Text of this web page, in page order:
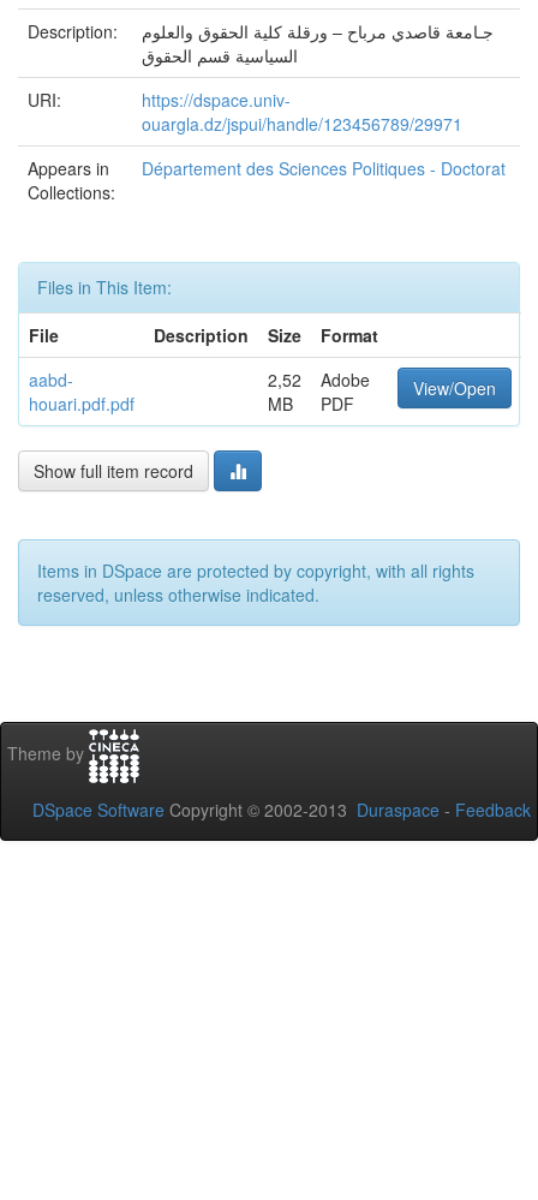
Description:
جـامعة قاصدي مرباح – ورقلة كلية الحقوق والعلوم
السياسية قسم الحقوق
URI:
https://dspace.univ-
ouargla.dz/jspui/handle/123456789/29971
Appears in
Collections:
Département des Sciences Politiques - Doctorat
Files in This Item:
File
Description Size
Format
aabd-
houari.pdf.pdf
2,52
MB
Adobe
PDF
View/Open
Show full item record
Items in DSpace are protected by copyright, with all rights
reserved, unless otherwise indicated.
Theme by
DSpace Software Copyright © 2002-2013 Duraspace - Feedback